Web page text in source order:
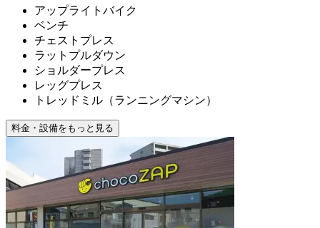
アップライトバイク
ベンチ
チェストプレス
ラットプルダウン
ショルダープレス
レッグプレス
トレッドミル（ランニングマシン）
料金・設備をもっと見る